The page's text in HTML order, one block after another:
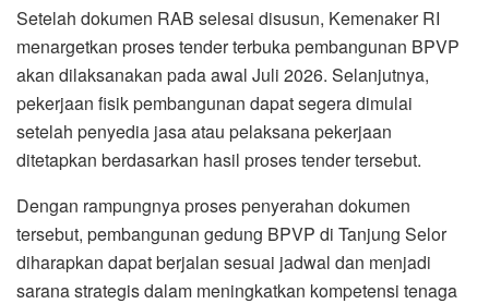
Setelah dokumen RAB selesai disusun, Kemenaker RI
menargetkan proses tender terbuka pembangunan BPVP
akan dilaksanakan pada awal Juli 2026. Selanjutnya,
pekerjaan fisik pembangunan dapat segera dimulai
setelah penyedia jasa atau pelaksana pekerjaan
ditetapkan berdasarkan hasil proses tender tersebut.
Dengan rampungnya proses penyerahan dokumen
tersebut, pembangunan gedung BPVP di Tanjung Selor
diharapkan dapat berjalan sesuai jadwal dan menjadi
sarana strategis dalam meningkatkan kompetensi tenaga